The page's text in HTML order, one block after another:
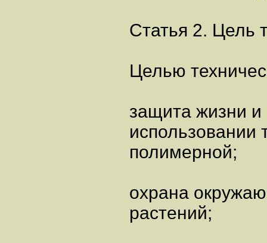
Статья 2. Цель
Целью
защита жизни и
использовании
полимерной;
охрана
растений;